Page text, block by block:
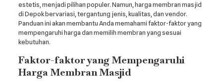
estetis, menjadi pilihan populer. Namun, harga membran masjid
di Depok bervariasi, tergantung jenis, kualitas, dan vendor.
Panduan ini akan membantu Anda memahami faktor-faktor yang
mempengaruhi harga dan memilih membran yang sesuai
kebutuhan.
Faktor-faktor yang Mempengaruhi
Harga Membran Masjid